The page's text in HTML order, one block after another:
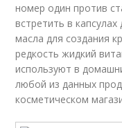
номер один против
встретить в
масла для создания
редкость жидкий
используют в
любой из данных
косметическом